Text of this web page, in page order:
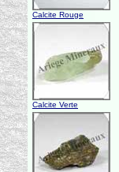
Calcite Rouge
Calcite Verte